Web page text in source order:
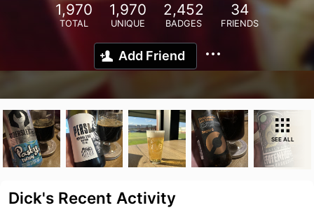
1,970
TOTAL
1,970
UNIQUE
2,452
BADGES
34
FRIENDS
Add Friend
SEE ALL
Dick's Recent Activity